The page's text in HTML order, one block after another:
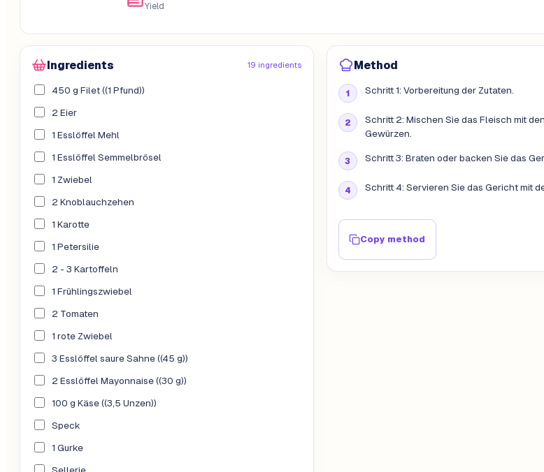
Yield
Ingredients 19 ingredients
450 g Filet ((1 Pfund))
2 Eier
1 Esslöffel Mehl
1 Esslöffel Semmelbrösel
1 Zwiebel
2 Knoblauchzehen
1 Karotte
1 Petersilie
2 - 3 Kartoffeln
1 Frühlingszwiebel
2 Tomaten
1 rote Zwiebel
3 Esslöffel saure Sahne ((45 g))
2 Esslöffel Mayonnaise ((30 g))
100 g Käse ((3,5 Unzen))
Speck
1 Gurke
Method
Schritt 1: Vorbereitung der Zutaten.
Schritt 2: Mischen Sie das Fleisch mit
Gewürzen.
Schritt 3: Braten oder backen Sie das
Schritt 4: Servieren Sie das Gericht mit
Copy method